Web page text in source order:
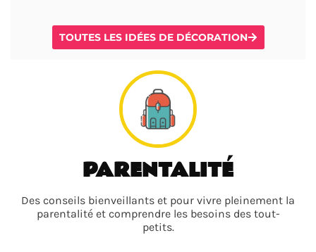
TOUTES LES IDÉES DE DÉCORATION
PARENTALITÉ
Des conseils bienveillants et pour vivre pleinement la
parentalité et comprendre les besoins des tout-
petits.